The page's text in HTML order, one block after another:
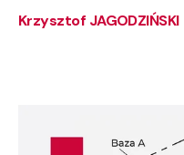
Krzysztof JAGODZIŃSKI